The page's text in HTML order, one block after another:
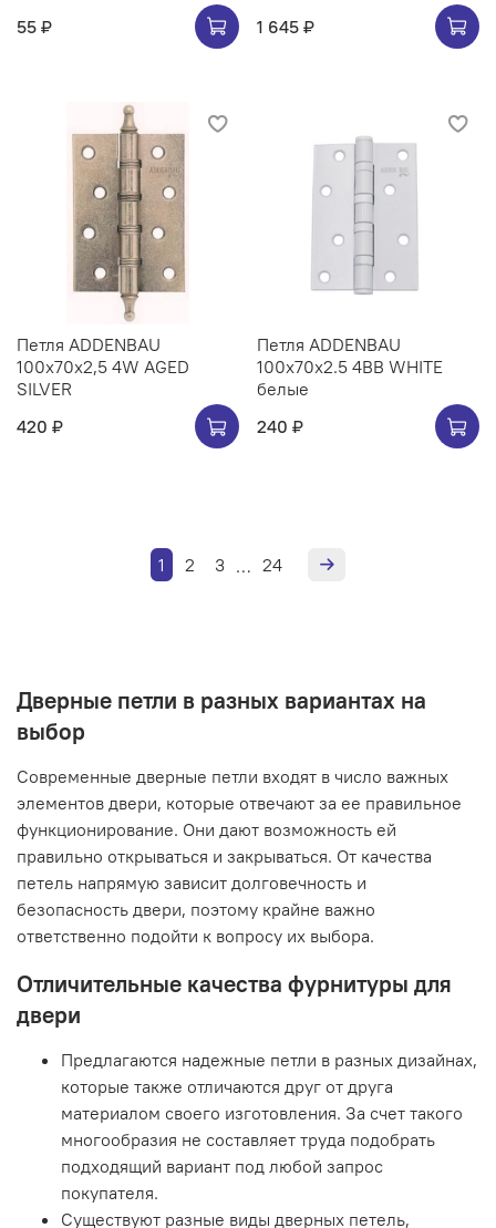
55 ₽
1 645 ₽
Петля ADDENBAU
100х70х2,5 4W AGED
SILVER
420 ₽
Петля ADDENBAU
100х70х2.5 4BB WHITE
белые
240 ₽
1 2 3 … 24
Дверные петли в разных вариантах на
выбор
Современные дверные петли входят в число важных
элементов двери, которые отвечают за ее правильное
функционирование. Они дают возможность ей
правильно открываться и закрываться. От качества
петель напрямую зависит долговечность и
безопасность двери, поэтому крайне важно
ответственно подойти к вопросу их выбора.
Отличительные качества фурнитуры для
двери
Предлагаются надежные петли в разных дизайнах,
которые также отличаются друг от друга
материалом своего изготовления. За счет такого
многообразия не составляет труда подобрать
подходящий вариант под любой запрос
покупателя.
Существуют разные виды дверных петель,